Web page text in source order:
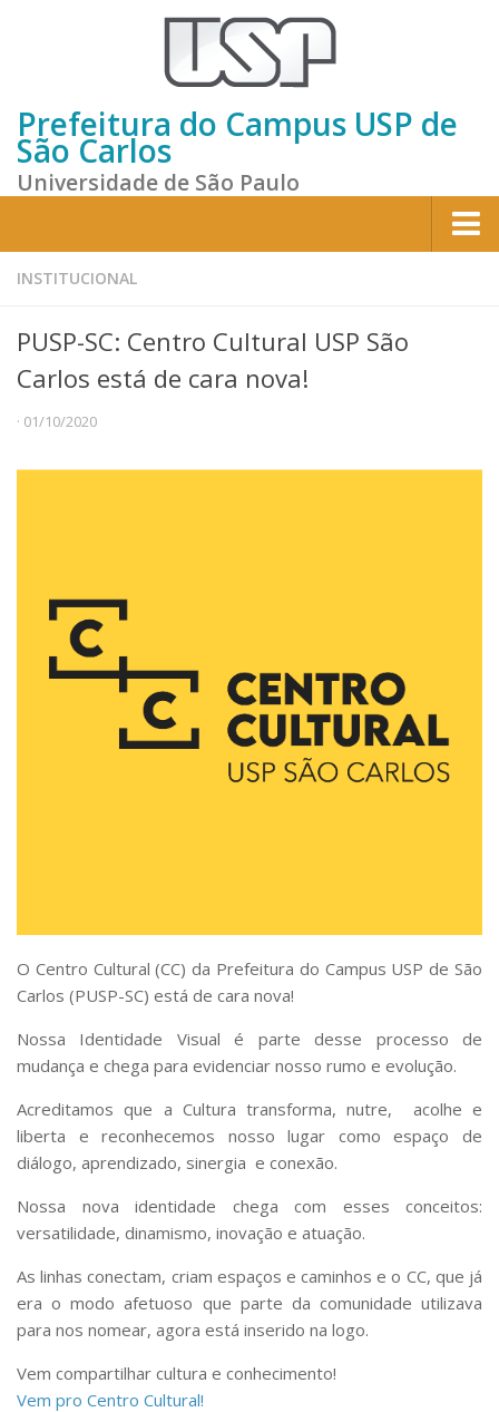
Prefeitura do Campus USP de
São Carlos
Universidade de São Paulo
Home
Sobre a Prefeitura
Gestão atual
Missão e Valores
Divisões e Seções
Serviços
Biblioteca
Administrativo e Financeiro
Segurança e Acessos
Creche e Pré-Escola
Programas e Ações
Qualidade e Produtividade
Acessibilidade
Terceira Idade
Pequeno Cidadão
Ensino e Pesquisa
Sobre o Campus
Conselho Gestor
Dirigentes
INSTITUCIONAL
PUSP-SC: Centro Cultural USP São
Carlos está de cara nova!
· 01/10/2020
O Centro Cultural (CC) da Prefeitura do Campus USP de São
Carlos (PUSP-SC) está de cara nova!
Nossa Identidade Visual é parte desse processo de
mudança e chega para evidenciar nosso rumo e evolução.
Acreditamos que a Cultura transforma, nutre, acolhe e
liberta e reconhecemos nosso lugar como espaço de
diálogo, aprendizado, sinergia e conexão.
Nossa nova identidade chega com esses conceitos:
versatilidade, dinamismo, inovação e atuação.
As linhas conectam, criam espaços e caminhos e o CC, que já
era o modo afetuoso que parte da comunidade utilizava
para nos nomear, agora está inserido na logo.
Vem compartilhar cultura e conhecimento!
Vem pro Centro Cultural!